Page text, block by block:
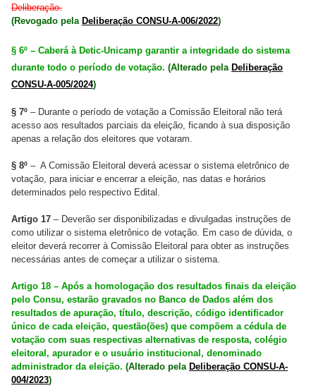
Deliberação.
(Revogado pela Deliberação CONSU-A-006/2022)
§ 6º – Caberá à Detic-Unicamp garantir a integridade do sistema
durante todo o período de votação. (Alterado pela Deliberação
CONSU-A-005/2024)
§ 7º – Durante o período de votação a Comissão Eleitoral não terá
acesso aos resultados parciais da eleição, ficando à sua disposição
apenas a relação dos eleitores que votaram.
§ 8º – A Comissão Eleitoral deverá acessar o sistema eletrônico de
votação, para iniciar e encerrar a eleição, nas datas e horários
determinados pelo respectivo Edital.
Artigo 17 – Deverão ser disponibilizadas e divulgadas instruções de
como utilizar o sistema eletrônico de votação. Em caso de dúvida, o
eleitor deverá recorrer à Comissão Eleitoral para obter as instruções
necessárias antes de começar a utilizar o sistema.
Artigo 18 – Após a homologação dos resultados finais da eleição
pelo Consu, estarão gravados no Banco de Dados além dos
resultados de apuração, título, descrição, código identificador
único de cada eleição, questão(ões) que compõem a cédula de
votação com suas respectivas alternativas de resposta, colégio
eleitoral, apurador e o usuário institucional, denominado
administrador da eleição. (Alterado pela Deliberação CONSU-A-
004/2023)